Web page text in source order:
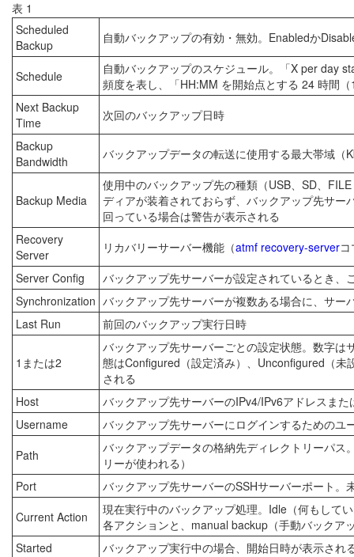
表 1
Scheduled
Backup
自動バックアップの有効・無効。Enabledか
Schedule
自動バックアップのスケジュール。「X per day
頻度を表し、「HH:MM を開始点とする 24 時間
Next Backup
Time
次回のバックアップ日時
Backup
Bandwidth
バックアップデータの転送に使用する最大帯域
Backup Media
使用中のバックアップ先の種類（USB、SD、
ディアが装着されておらず、バックアップ先サ
回っている場合は警告が表示される
Recovery
Server
リカバリーサーバー機能（atmf recovery-server
Server Config
バックアップ先サーバーが設定されているとき
Synchronization バックアップ先サーバーが複数ある場合に、サー
Last Run
前回のバックアップ実行日時
1または2
バックアップ先サーバーごとの設定状態。数字
態はConfigured（設定済み）、Unconfigured（
される
Host
バックアップ先サーバーのIPv4/IPv6アドレスまた
Username
バックアップ先サーバーにログインするためのユ
Path
バックアップデータの格納先ディレクトリーパ
リーが使われる）
Port
バックアップ先サーバーのSSHサーバーポート
Current Action
現在実行中のバックアップ処理。Idle（何もして
各アクションと、manual backup（手動バックア
Started
バックアップ実行中の場合、開始日時が表示され